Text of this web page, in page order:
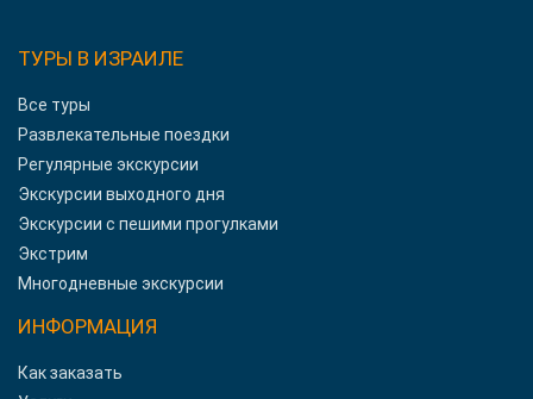
ТУРЫ В ИЗРАИЛЕ
Все туры
Развлекательные поездки
Регулярные экскурсии
Экскурсии выходного дня
Экскурсии с пешими прогулками
Экстрим
Многодневные экскурсии
ИНФОРМАЦИЯ
Как заказать